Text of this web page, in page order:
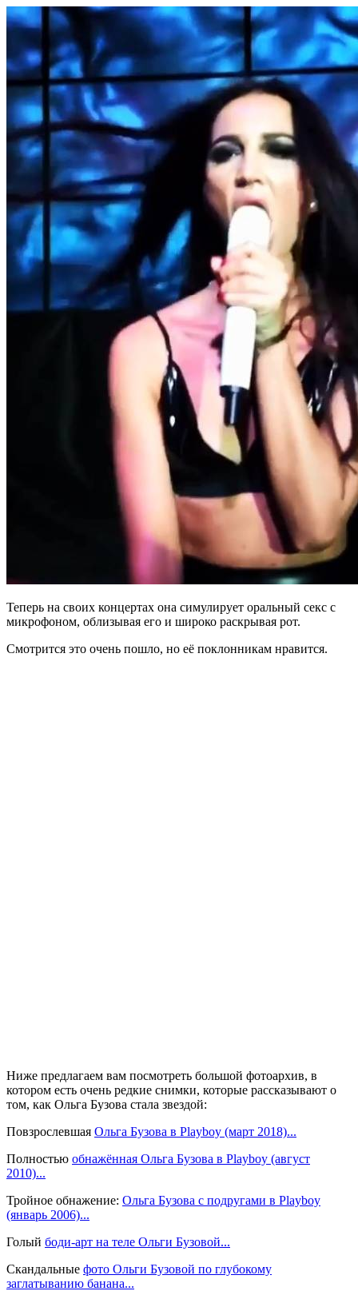
Теперь на своих концертах она симулирует оральный секс с
микрофоном, облизывая его и широко раскрывая рот.
Cмотрится это очень пошло, но её поклонникам нравится.
Ниже предлагаем вам посмотреть большой фотоархив, в
котором есть очень редкие снимки, которые рассказывают о
том, как Ольга Бузова стала звездой:
Повзрослевшая Ольга Бузова в Playboy (март 2018)...
Полностью обнажённая Ольга Бузова в Playboy (август
2010)...
Тройное обнажение: Ольга Бузова с подругами в Playboy
(январь 2006)...
Голый боди-арт на теле Ольги Бузовой...
Скандальные фото Ольги Бузовой по глубокому
заглатыванию банана...